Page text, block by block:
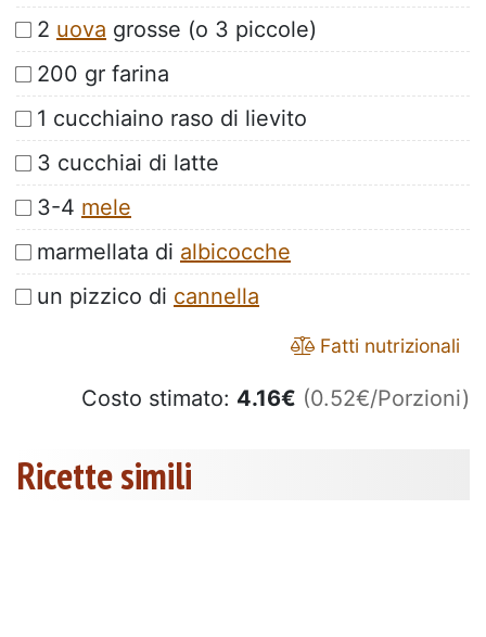
2 uova grosse (o 3 piccole)
200 gr farina
1 cucchiaino raso di lievito
3 cucchiai di latte
3-4 mele
marmellata di albicocche
un pizzico di cannella
Fatti nutrizionali
Costo stimato: 4.16€ (0.52€/Porzioni)
Ricette simili